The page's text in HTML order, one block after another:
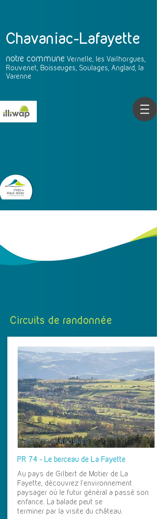
Chavaniac-Lafayette
notre commune Vernelle, les Vailhorgues,
Rouvenet, Boisseuges, Soulages, Anglard, la
Varenne
Circuits de randonnée
PETITE RANDONNÉE
PR 74 - Le berceau de La Fayette
Au pays de Gilbert de Motier de La
Fayette, découvrez l’environnement
paysager où le futur général a passé son
enfance. La balade peut se
terminer par la visite du château.